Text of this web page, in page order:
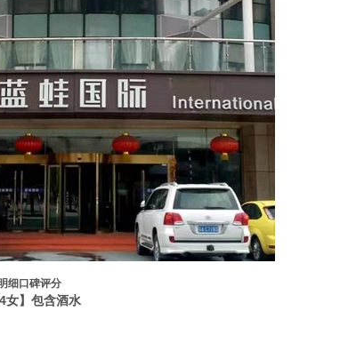
细口碑评分
】包含酒水